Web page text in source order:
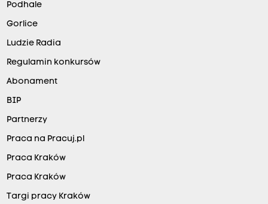
Podhale
Gorlice
Ludzie Radia
Regulamin konkursów
Abonament
BIP
Partnerzy
Praca na Pracuj.pl
Praca Kraków
Praca Kraków
Targi pracy Kraków